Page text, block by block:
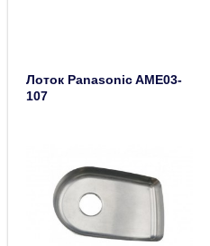
Лоток Panasonic AME03-
107